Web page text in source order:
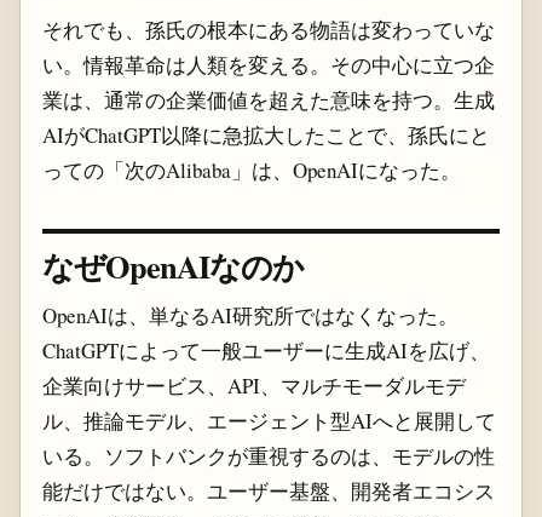
それでも、孫氏の根本にある物語は変わっていな
い。情報革命は人類を変える。その中心に立つ企
業は、通常の企業価値を超えた意味を持つ。生成
AIがChatGPT以降に急拡大したことで、孫氏にと
っての「次のAlibaba」は、OpenAIになった。
なぜOpenAIなのか
OpenAIは、単なるAI研究所ではなくなった。
ChatGPTによって一般ユーザーに生成AIを広げ、
企業向けサービス、API、マルチモーダルモデ
ル、推論モデル、エージェント型AIへと展開して
いる。ソフトバンクが重視するのは、モデルの性
能だけではない。ユーザー基盤、開発者エコシス